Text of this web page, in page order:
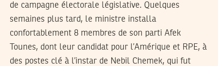
de campagne électorale législative. Quelques
semaines plus tard, le ministre installa
confortablement 8 membres de son parti Afek
Tounes, dont leur candidat pour l’Amérique et RPE, à
des postes clé à l’instar de Nebil Chemek, qui fut